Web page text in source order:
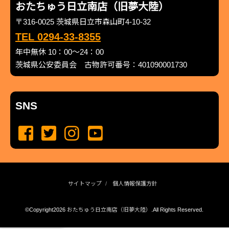
おたちゅう日立南店（旧夢大陸）
〒316-0025 茨城県日立市森山町4-10-32
TEL 0294-33-8355
年中無休 10：00～24：00
茨城県公安委員会 古物許可番号：401090001730
SNS
サイトマップ 個人情報保護方針
©Copyright2026 おたちゅう日立南店（旧夢大陸） .All Rights Reserved.